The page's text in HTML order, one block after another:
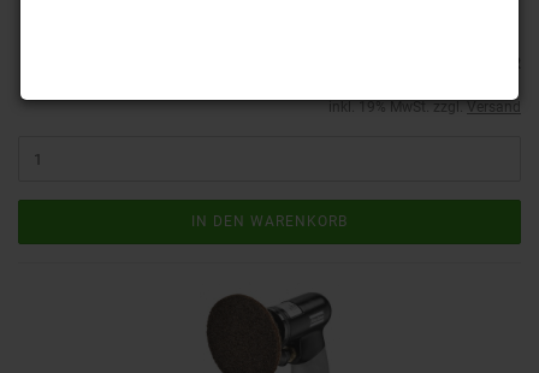
165,41 EUR
inkl. 19% MwSt. zzgl. Versand
IN DEN WARENKORB